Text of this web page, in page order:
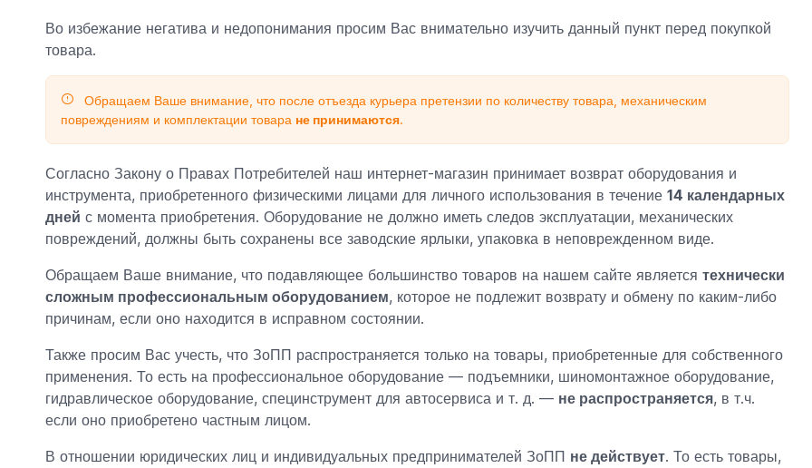
Во избежание негатива и недопонимания просим Вас внимательно изучить данный пункт перед покупкой
товара.
Обращаем Ваше внимание, что после отъезда курьера претензии по количеству товара, механическим
повреждениям и комплектации товара не принимаются.
Согласно Закону о Правах Потребителей наш интернет-магазин принимает возврат оборудования и
инструмента, приобретенного физическими лицами для личного использования в течение 14 календарных
дней с момента приобретения. Оборудование не должно иметь следов эксплуатации, механических
повреждений, должны быть сохранены все заводские ярлыки, упаковка в неповрежденном виде.
Обращаем Ваше внимание, что подавляющее большинство товаров на нашем сайте является технически
сложным профессиональным оборудованием, которое не подлежит возврату и обмену по каким-либо
причинам, если оно находится в исправном состоянии.
Также просим Вас учесть, что ЗоПП распространяется только на товары, приобретенные для собственного
применения. То есть на профессиональное оборудование — подъемники, шиномонтажное оборудование,
гидравлическое оборудование, специнструмент для автосервиса и т. д. — не распространяется, в т.ч.
если оно приобретено частным лицом.
В отношении юридических лиц и индивидуальных предпринимателей ЗоПП не действует. То есть товары,